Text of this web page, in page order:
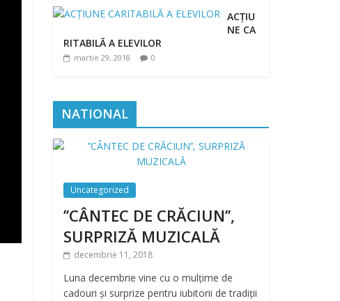
ACȚIU
NE CA
RITABILĂ A ELEVILOR
martie 29, 2018 0
NATIONAL
Uncategorized
’’CÂNTEC DE CRĂCIUN’’,
SURPRIZĂ MUZICALĂ
decembrie 11, 2018
Luna decembrie vine cu o mulțime de
cadouri și surprize pentru iubitorii de tradiții